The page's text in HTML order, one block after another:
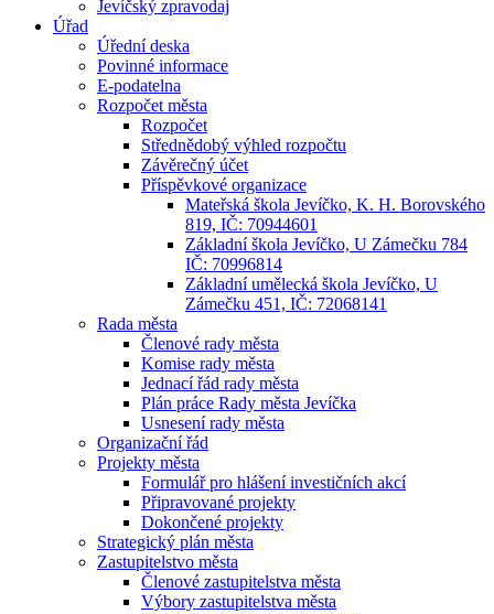
Jevíčský zpravodaj
Úřad
Úřední deska
Povinné informace
E-podatelna
Rozpočet města
Rozpočet
Střednědobý výhled rozpočtu
Závěrečný účet
Příspěvkové organizace
Mateřská škola Jevíčko, K. H. Borovského
819, IČ: 70944601
Základní škola Jevíčko, U Zámečku 784
IČ: 70996814
Základní umělecká škola Jevíčko, U
Zámečku 451, IČ: 72068141
Rada města
Členové rady města
Komise rady města
Jednací řád rady města
Plán práce Rady města Jevíčka
Usnesení rady města
Organizační řád
Projekty města
Formulář pro hlášení investičních akcí
Připravované projekty
Dokončené projekty
Strategický plán města
Zastupitelstvo města
Členové zastupitelstva města
Výbory zastupitelstva města